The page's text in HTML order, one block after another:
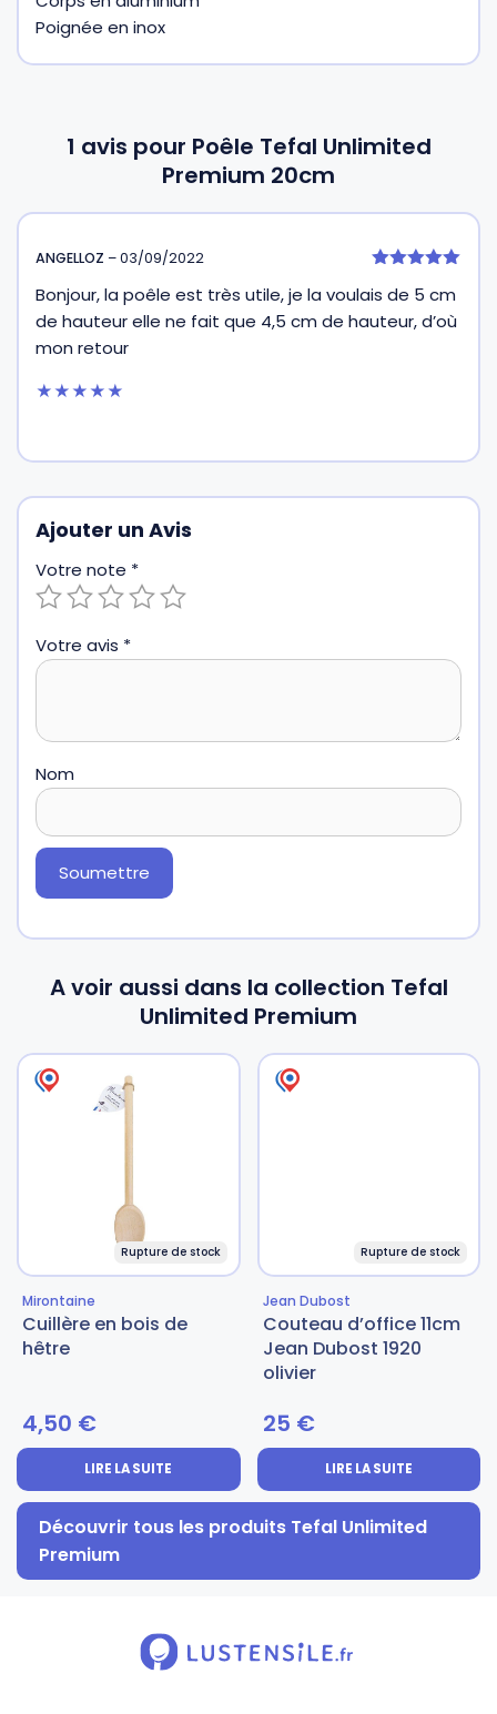
Poignée en inox
1 avis pour Poêle Tefal Unlimited
Premium 20cm
sur 5
ANGELLOZ –03/09/2022
Bonjour, la poêle est très utile, je la voulais de 5 cm
de hauteur elle ne fait que 4,5 cm de hauteur, d’où
mon retour
★★★★★
Ajouter un Avis
Votre note *
Votre avis *
Nom
A voir aussi dans la collection Tefal
Unlimited Premium
Rupture de stock
Mirontaine
Cuillère en bois de
hêtre
4,50 €
LIRE LA SUITE
Rupture de stock
Jean Dubost
Couteau d’office 11cm
Jean Dubost 1920
olivier
25 €
LIRE LA SUITE
Découvrir tous les produits Tefal Unlimited
Premium